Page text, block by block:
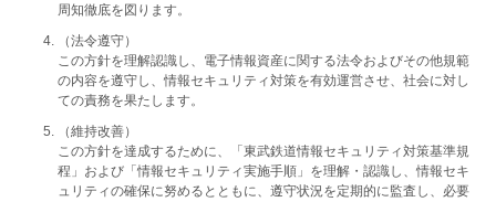
周知徹底を図ります。
（法令遵守）
この方針を理解認識し、電子情報資産に関する法令およびその他規範
の内容を遵守し、情報セキュリティ対策を有効運営させ、社会に対し
ての責務を果たします。
（維持改善）
この方針を達成するために、「東武鉄道情報セキュリティ対策基準規
程」および「情報セキュリティ実施手順」を理解・認識し、情報セキ
ュリティの確保に努めるとともに、遵守状況を定期的に監査し、必要